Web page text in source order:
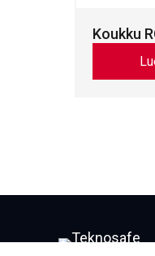
Koukku